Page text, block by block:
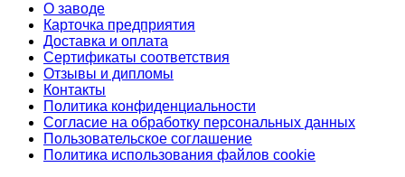
О заводе
Карточка предприятия
Доставка и оплата
Сертификаты соответствия
Отзывы и дипломы
Контакты
Политика конфиденциальности
Согласие на обработку персональных данных
Пользовательское соглашение
Политика использования файлов cookie